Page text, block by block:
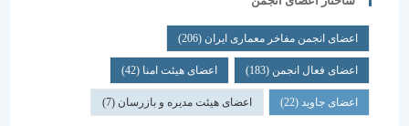
اعضای انجمن مفاخر معماری ایران (206)
اعضای فعال انجمن(183) اعضای هیئت امنا(42)
اعضای جاوید(22) اعضای هیئت مدیره و بازرسان(7)